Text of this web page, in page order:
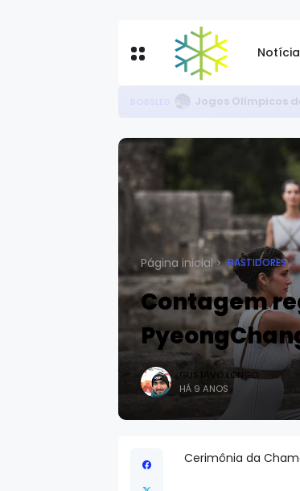
Circuito Brasileiro
Página inicial BASTIDORES
Contagem
GUSTAVO LONGO
HÁ 9 ANOS
Cerimônia da